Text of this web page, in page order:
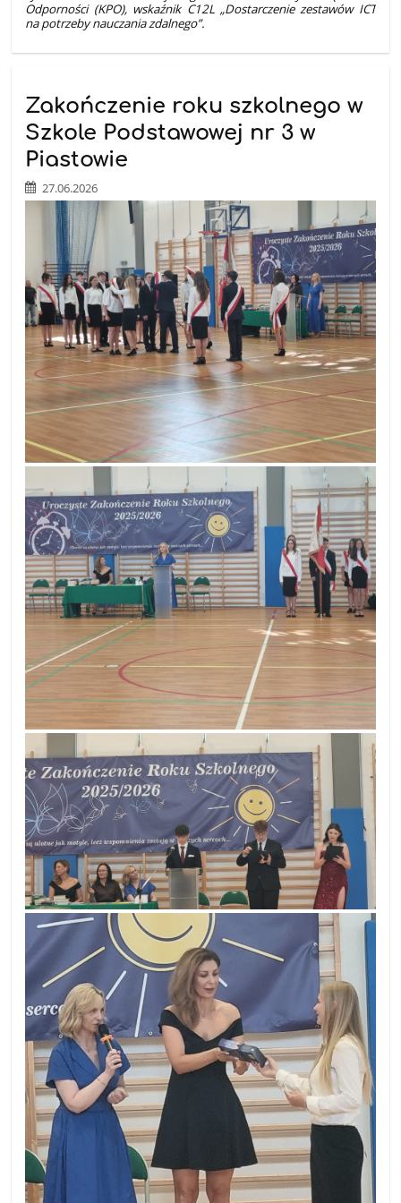
Odporności (KPO), wskaźnik C12L „Dostarczenie zestawów ICT
na potrzeby nauczania zdalnego”.
Zakończenie roku szkolnego w
Szkole Podstawowej nr 3 w
Piastowie
27.06.2026